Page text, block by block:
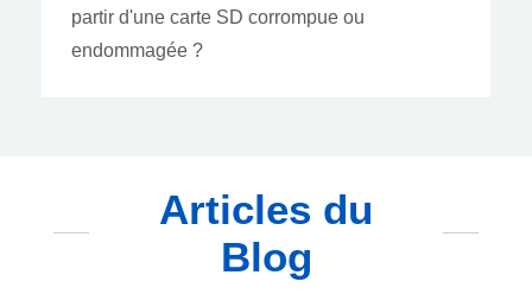
partir d'une carte SD corrompue ou
endommagée ?
Articles du
Blog